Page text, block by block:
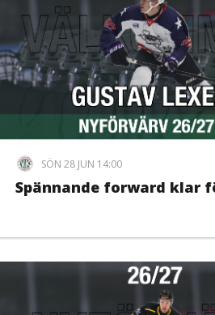
SÖN 28 JUN 14:00
Spännande forward klar